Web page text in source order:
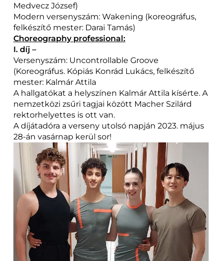
Medvecz József)
Modern versenyszám: Wakening (koreográfus,
felkészítő mester: Darai Tamás)
Choreography professional:
I. díj –
Versenyszám: Uncontrollable Groove
(Koreográfus. Kópiás Konrád Lukács, felkészítő
mester: Kalmár Attila
A hallgatókat a helyszínen Kalmár Attila kísérte. A
nemzetközi zsűri tagjai között Macher Szilárd
rektorhelyettes is ott van.
A díjátadóra a verseny utolsó napján 2023. május
28-án vasárnap kerül sor!